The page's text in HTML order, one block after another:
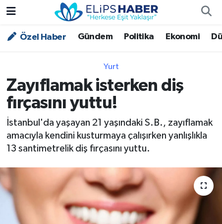
Özel Haber Gündem Politika Ekonomi
Yurt
Zayıflamak isterken diş
fırçasını yuttu!
İstanbul'da yaşayan 21 yaşındaki S.B., zayıflamak
amacıyla kendini kusturmaya çalışırken yanlışlıkla
13 santimetrelik diş fırçasını yuttu.
Özel Haber
Asayiş
Bilim - Teknoloji
Çevre - İklim
Kültür - Sanat
Nöbetçi Eczaneler
Trafik Durumu
Süper Lig Puan Durumu ve Fikstür
Tüm Manşetler